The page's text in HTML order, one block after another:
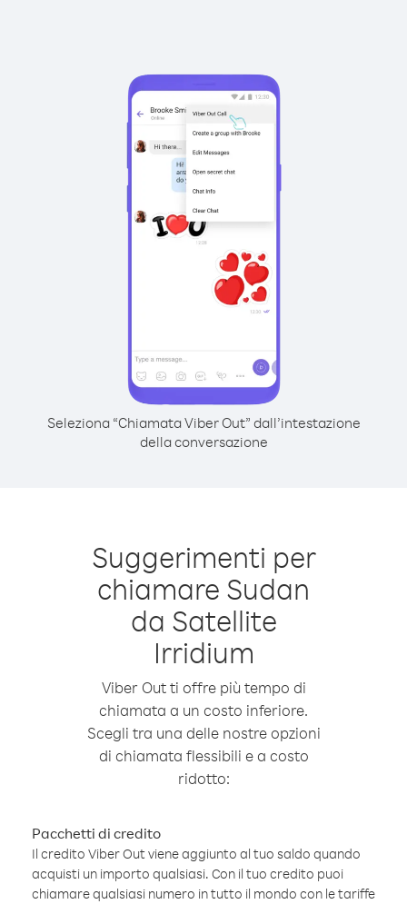
Seleziona “Chiamata Viber Out” dall’intestazione
della conversazione
Suggerimenti per
chiamare Sudan
da Satellite
Irridium
Viber Out ti offre più tempo di
chiamata a un costo inferiore.
Scegli tra una delle nostre opzioni
di chiamata flessibili e a costo
ridotto:
Pacchetti di credito
Il credito Viber Out viene aggiunto al tuo saldo quando
acquisti un importo qualsiasi. Con il tuo credito puoi
chiamare qualsiasi numero in tutto il mondo con le tariffe